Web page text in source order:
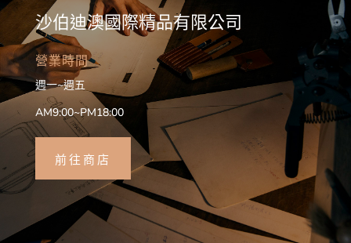
沙伯迪澳國際精品有限公司
營業時間
週一~週五
AM9:00~PM18:00
前往商店